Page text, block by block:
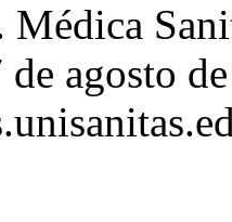
Médica
agosto